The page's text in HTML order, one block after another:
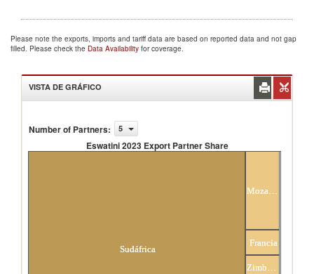
Please note the exports, imports and tariff data are based on reported data and not gap
filled. Please check the Data Availability for coverage.
VISTA DE GRÁFICO
Number of Partners: 5
Eswatini 2023 Export Partner Share
Sudáfrica
Mozambique
Francia
Zimbabwe